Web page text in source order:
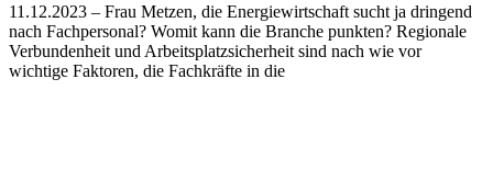
11.12.2023 – Frau Metzen, die Energiewirtschaft sucht ja dringend
nach Fachpersonal? Womit kann die Branche punkten? Regionale
Verbundenheit und Arbeitsplatzsicherheit sind nach wie vor
wichtige Faktoren, die Fachkräfte in die